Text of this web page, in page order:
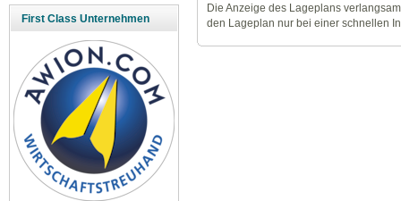
First Class Unternehmen
Die Anzeige des Lageplans
den Lageplan nur bei einer schnellen